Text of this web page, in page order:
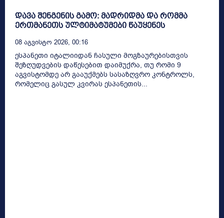
დავა შენგენის გამო: მადრიდმა და რომმა
ერთმანეთს ულტიმატუმები წაუყენეს
08 Აგვისტო 2026, 00:16
ესპანეთი იტალიიდან ჩასული მოგზაურებისთვის
შეზღუდვების დაწესებით დაიმუქრა, თუ რომი 9
აგვისტომდე არ გააუქმებს სასაზღვრო კონტროლს,
რომელიც გასულ კვირას ესპანეთის...